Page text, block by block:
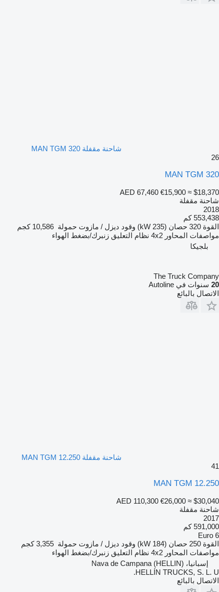
شاحنة مقفلة MAN TGM 320
26
MAN TGM 320
AED 67,460 €15,900 ≈ $18,370
شاحنة مقفلة
2018
553,438 كم
القوة 320 حصان (235 kW) وقود ديزل / مازوت حمولة 10,586 كجم
مواصفات المحاور 4x2 نظام التعليق زنبرك/بضغط الهواء
بلجيكا
The Truck Company
20 سنوات في Autoline
الاتصال بالبائع
شاحنة مقفلة MAN TGM 12.250
41
MAN TGM 12.250
AED 110,300 €26,000 ≈ $30,040
شاحنة مقفلة
2017
591,000 كم
Euro 6
القوة 250 حصان (184 kW) وقود ديزل / مازوت حمولة 3,355 كجم
مواصفات المحاور 4x2 نظام التعليق زنبرك/بضغط الهواء
إسبانيا، Nava de Campana (HELLIN)
HELLÍN TRUCKS, S. L. U.
الاتصال بالبائع